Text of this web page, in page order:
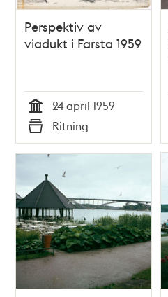
Perspektiv av
viadukt i Farsta 1959
Tid
24 april 1959
Typ
Ritning